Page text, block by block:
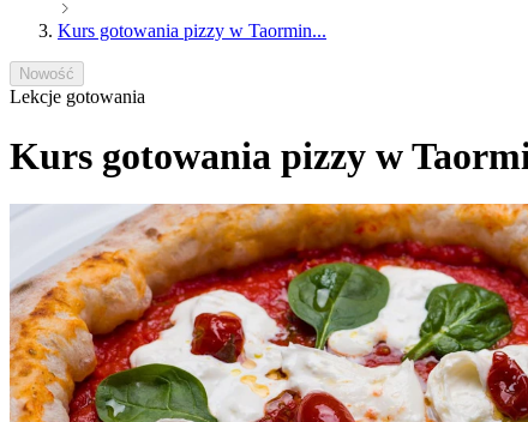
Kurs gotowania pizzy w Taormin...
Nowość
Lekcje gotowania
Kurs gotowania pizzy w